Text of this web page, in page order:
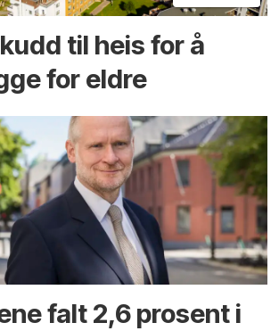
til heis for å
for eldre
falt 2,6 prosent i